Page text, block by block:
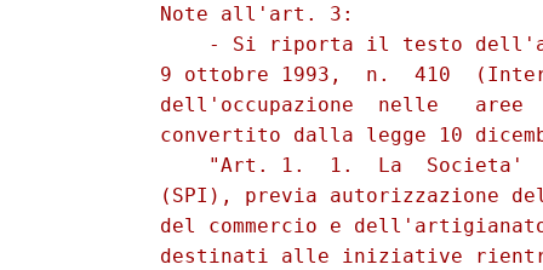
          Note all'art. 3:
- Si riporta il testo
9 ottobre 1993,  n.  410
dell'occupazione  nelle   aree
convertito dalla legge 10
"Art. 1.  1.  La  Societa'
(SPI), previa autorizzazione
del commercio e
destinati alle iniziative